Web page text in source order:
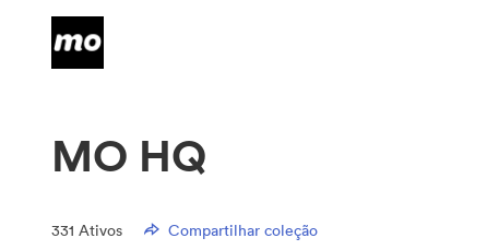
MO HQ
331 Ativos Compartilhar coleção